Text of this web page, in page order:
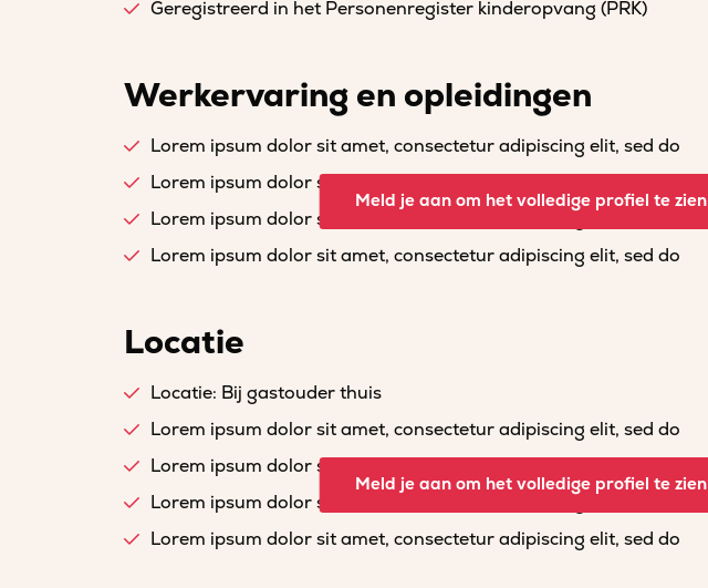
Geregistreerd in het Personenregister kinderopvang (PRK)
Werkervaring en opleidingen
Lorem ipsum dolor sit amet, consectetur adipiscing elit, sed do
Lorem ipsum dolor sit amet, consectetur adipiscing elit, sed do
Lorem ipsum dolor sit amet, consectetur adipiscing elit, sed do
Lorem ipsum dolor sit amet, consectetur adipiscing elit, sed do
Meld je aan om het volledige profiel te zien
Locatie
Locatie: Bij gastouder thuis
Lorem ipsum dolor sit amet, consectetur adipiscing elit, sed do
Lorem ipsum dolor sit amet, consectetur adipiscing elit, sed do
Lorem ipsum dolor sit amet, consectetur adipiscing elit, sed do
Lorem ipsum dolor sit amet, consectetur adipiscing elit, sed do
Meld je aan om het volledige profiel te zien